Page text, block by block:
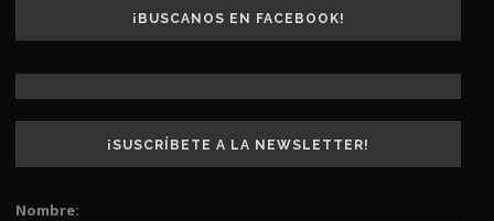
¡BUSCANOS EN FACEBOOK!
¡SUSCRÍBETE A LA NEWSLETTER!
Nombre: